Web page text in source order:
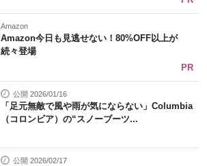
Amazon
Amazon今日も見逃せない！80%OFF以上が
続々登場
PR
公開 2026/01/16
「足元無敵で風や雨が気にならない」Columbia
（コロンビア）の“スノーブーツ...
公開 2026/02/17